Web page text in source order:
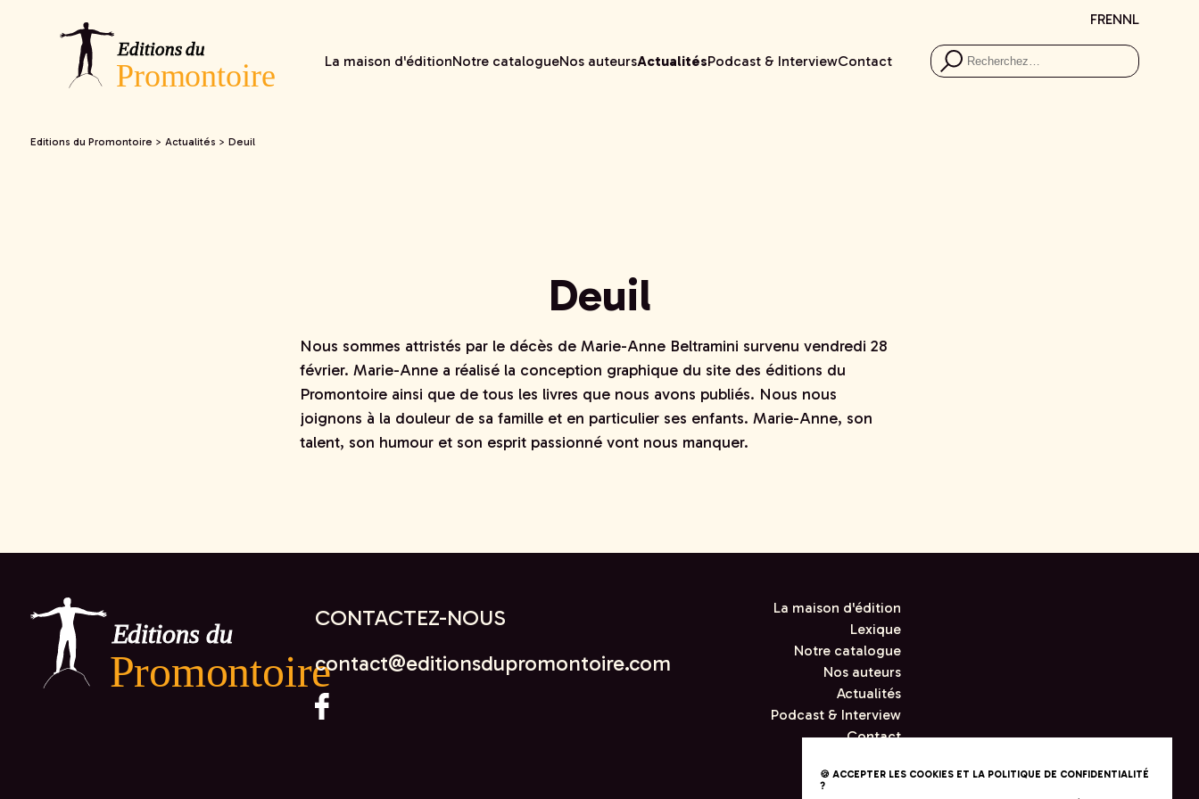
La maison d'éditionNotre catalogueNos auteursActualitésPodcast & InterviewContact
FRENNL
Editions du Promontoire > Actualités > Deuil
Deuil
Nous sommes attristés par le décès de Marie-Anne Beltramini survenu vendredi 28
février. Marie-Anne a réalisé la conception graphique du site des éditions du
Promontoire ainsi que de tous les livres que nous avons publiés. Nous nous
joignons à la douleur de sa famille et en particulier ses enfants. Marie-Anne, son
talent, son humour et son esprit passionné vont nous manquer.
CONTACTEZ-NOUS
contact@editionsdupromontoire.com
La maison d'édition
Lexique
Notre catalogue
Nos auteurs
Actualités
Podcast & Interview
Contact
🍪 ACCEPTER LES COOKIES ET LA POLITIQUE DE CONFIDENTIALITÉ
?